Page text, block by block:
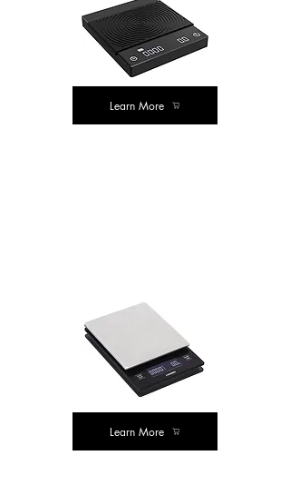
Learn More
Learn More